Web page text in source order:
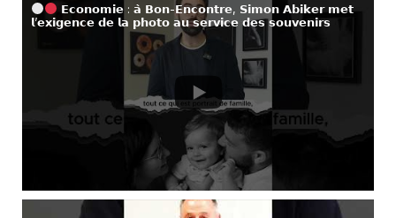
𝗘𝗰𝗼𝗻𝗼𝗺𝗶𝗲 : 𝗮̀ 𝗕𝗼𝗻-𝗘𝗻𝗰𝗼𝗻𝘁𝗿𝗲, 𝗦𝗶𝗺𝗼𝗻 𝗔𝗯𝗶𝗸𝗲𝗿 𝗺𝗲𝘁
𝗹’𝗲𝘅𝗶𝗴𝗲𝗻𝗰𝗲 𝗱𝗲 𝗹𝗮 𝗽𝗵𝗼𝘁𝗼 𝗮𝘂 𝘀𝗲𝗿𝘃𝗶𝗰𝗲 𝗱𝗲𝘀 𝘀𝗼𝘂𝘃𝗲𝗻𝗶𝗿𝘀